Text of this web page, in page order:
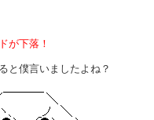
が下落！
と僕言いましたよね？